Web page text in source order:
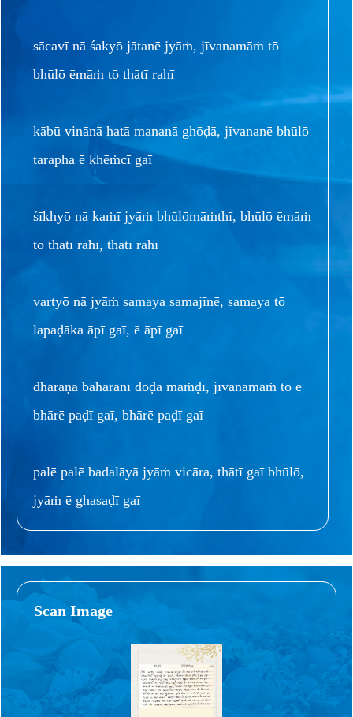
sācavī nā śakyō jātanē jyāṁ, jīvanamāṁ tō
bhūlō ēmāṁ tō thātī rahī
kābū vinānā hatā mananā ghōḍā, jīvananē bhūlō
tarapha ē khēṁcī gaī
śīkhyō nā kaṁī jyāṁ bhūlōmāṁthī, bhūlō ēmāṁ
tō thātī rahī, thātī rahī
vartyō nā jyāṁ samaya samajīnē, samaya tō
lapaḍāka āpī gaī, ē āpī gaī
dhāraṇā bahāranī dōḍa māṁḍī, jīvanamāṁ tō ē
bhārē paḍī gaī, bhārē paḍī gaī
palē palē badalāyā jyāṁ vicāra, thātī gaī bhūlō,
jyāṁ ē ghasaḍī gaī
Scan Image